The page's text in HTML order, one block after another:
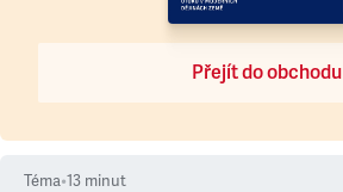
Přejít do obchodu
Téma•13 minut